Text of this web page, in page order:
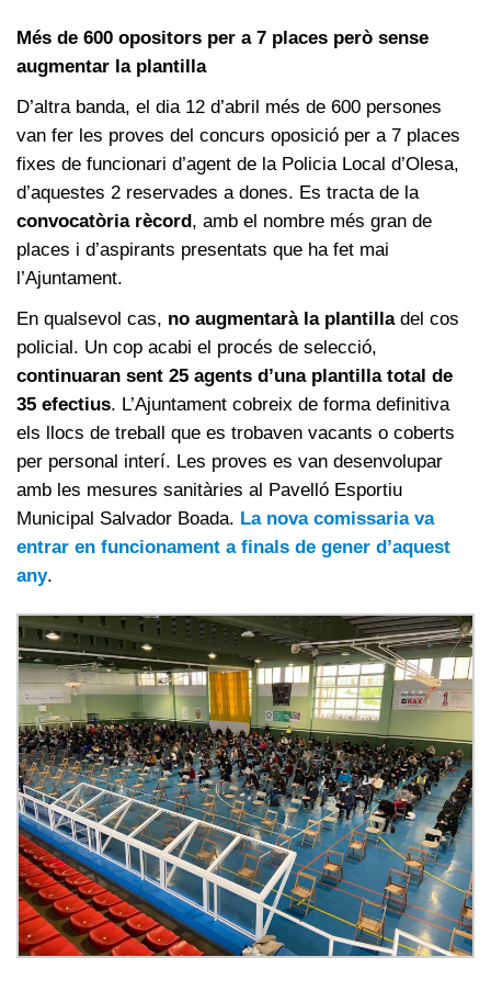
Més de 600 opositors per a 7 places però sense
augmentar la plantilla
D’altra banda, el dia 12 d’abril més de 600 persones
van fer les proves del concurs oposició per a 7 places
fixes de funcionari d’agent de la Policia Local d’Olesa,
d’aquestes 2 reservades a dones. Es tracta de la
convocatòria rècord, amb el nombre més gran de
places i d’aspirants presentats que ha fet mai
l’Ajuntament.
En qualsevol cas, no augmentarà la plantilla del cos
policial. Un cop acabi el procés de selecció,
continuaran sent 25 agents d’una plantilla total de
35 efectius. L’Ajuntament cobreix de forma definitiva
els llocs de treball que es trobaven vacants o coberts
per personal interí. Les proves es van desenvolupar
amb les mesures sanitàries al Pavelló Esportiu
Municipal Salvador Boada. La nova comissaria va
entrar en funcionament a finals de gener d’aquest
any.